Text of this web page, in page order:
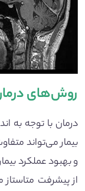
روش‌های
درمان با توجه به
بیمار می‌تواند
و بهبود عملکرد
از پیشرفت متاستاز